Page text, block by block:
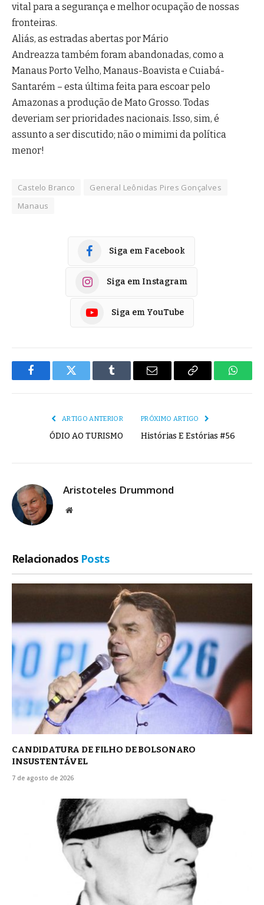
vital para a segurança e melhor ocupação de nossas
fronteiras.
Aliás, as estradas abertas por Mário
Andreazza também foram abandonadas, como a
Manaus Porto Velho, Manaus-Boavista e Cuiabá-
Santarém – esta última feita para escoar pelo
Amazonas a produção de Mato Grosso. Todas
deveriam ser prioridades nacionais. Isso, sim, é
assunto a ser discutido; não o mimimi da política
menor!
Castelo Branco
General Leônidas Pires Gonçalves
Manaus
Siga em Facebook
Siga em Instagram
Siga em YouTube
FacebookTwitter Tumblr
E-
Copiar
ARTIGO ANTERIOR
ÓDIO AO TURISMO
PRÓXIMO ARTIGO
Histórias E Estórias #56
Aristoteles Drummond
Site
Relacionados Posts
CANDIDATURA DE FILHO DE BOLSONARO
INSUSTENTÁVEL
7 de agosto de 2026